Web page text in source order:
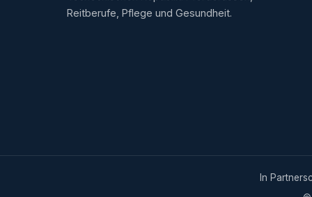
Reitberufe, Pflege und Gesundheit.
In